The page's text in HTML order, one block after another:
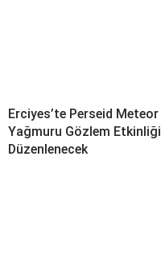
Erciyes’te Perseid Meteor
Yağmuru Gözlem Etkinliği
Düzenlenecek